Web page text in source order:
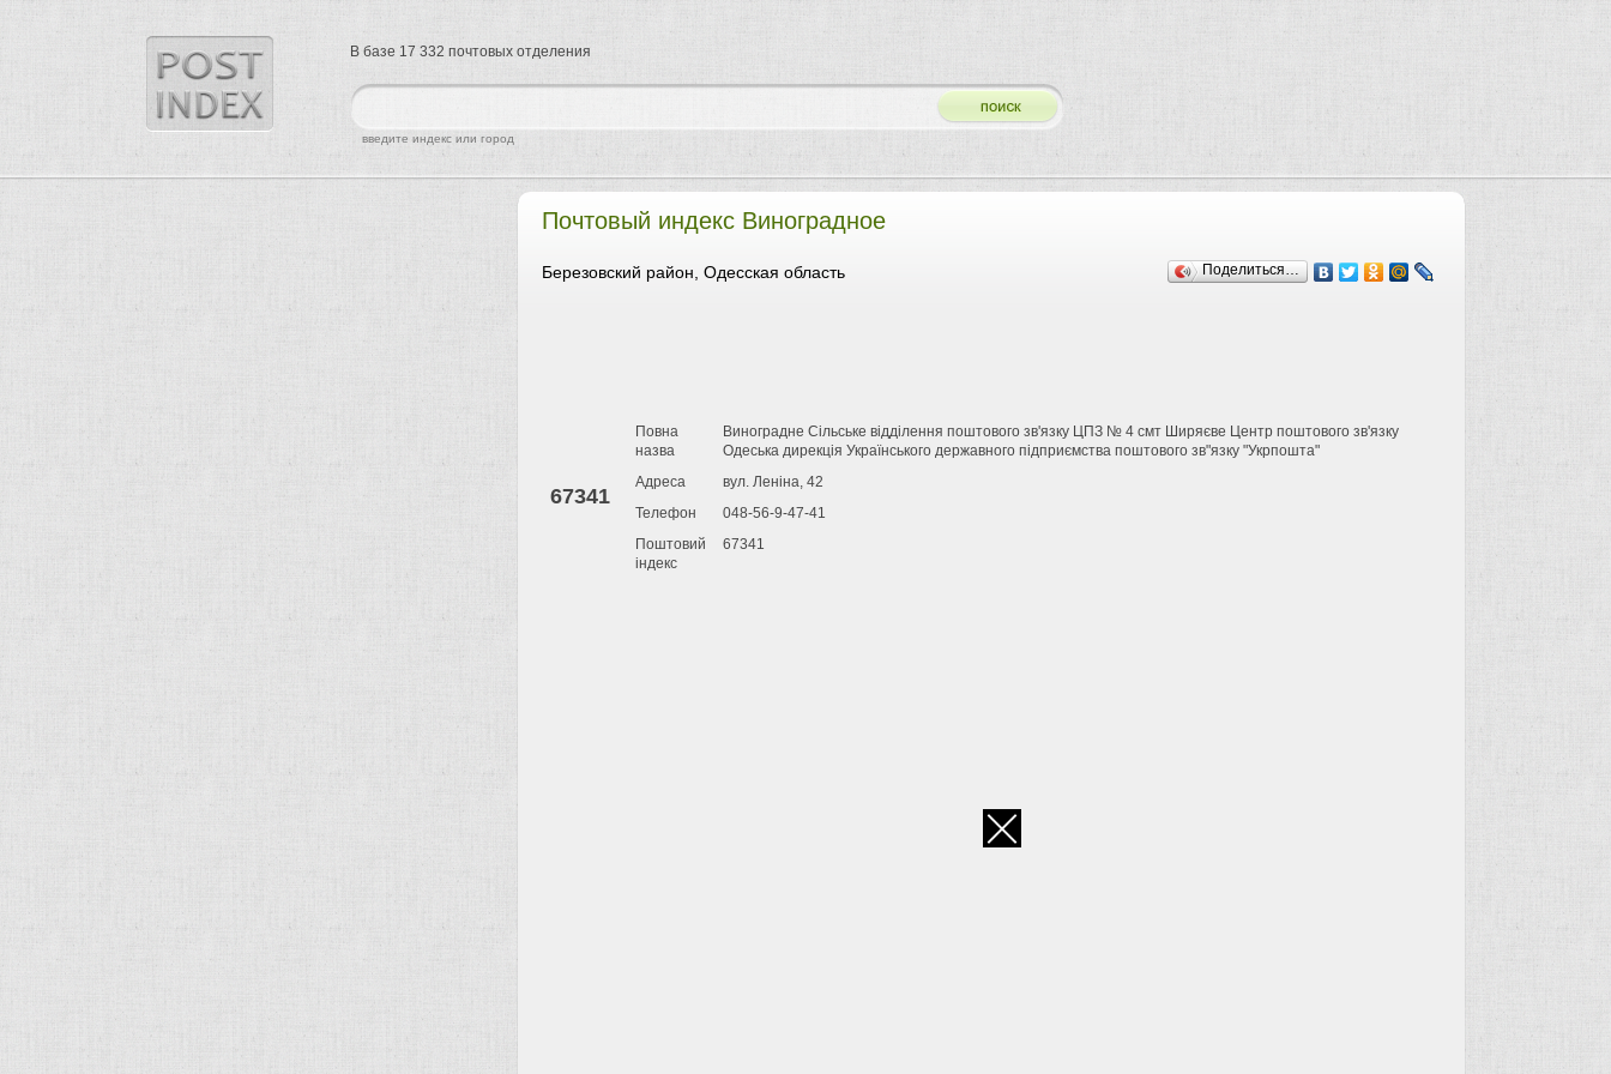
Почтовый индекс Виноградное
Поделиться…
Березовский район, Одесская область
67341
Повна
назва
Виноградне Сільське відділення поштового зв'язку ЦПЗ № 4 смт Ширяєве Центр поштового зв'язку
Одеська дирекція Українського державного підприємства поштового зв"язку "Укрпошта"
Адреса
вул. Леніна, 42
Телефон
048-56-9-47-41
Поштовий
індекс
67341
найти
введите индекс или город
В базе 17 332 почтовых отделения